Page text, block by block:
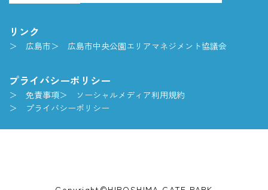
リンク
広島市 広島市中央公園エリアマネジメント協議会
プライバシーポリシー
免責事項
ソーシャルメディア利用規約
プライバシーポリシー